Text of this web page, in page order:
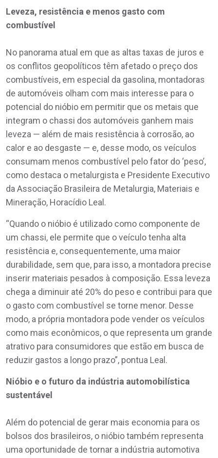
Leveza, resistência e menos gasto com
combustível
No panorama atual em que as altas taxas de juros e
os conflitos geopolíticos têm afetado o preço dos
combustíveis, em especial da gasolina, montadoras
de automóveis olham com mais interesse para o
potencial do nióbio em permitir que os metais que
integram o chassi dos automóveis ganhem mais
leveza — além de mais resistência à corrosão, ao
calor e ao desgaste — e, desse modo, os veículos
consumam menos combustível pelo fator do ‘peso’,
como destaca o metalurgista e Presidente Executivo
da Associação Brasileira de Metalurgia, Materiais e
Mineração, Horacídio Leal.
“Quando o nióbio é utilizado como componente de
um chassi, ele permite que o veículo tenha alta
resistência e, consequentemente, uma maior
durabilidade, sem que, para isso, a montadora precise
inserir materiais pesados à composição. Essa leveza
chega a diminuir até 20% do peso e contribui para que
o gasto com combustível se torne menor. Desse
modo, a própria montadora pode vender os veículos
como mais econômicos, o que representa um grande
atrativo para consumidores que estão em busca de
reduzir gastos a longo prazo”, pontua Leal.
Nióbio e o futuro da indústria automobilística
sustentável
Além do potencial de gerar mais economia para os
bolsos dos brasileiros, o nióbio também representa
uma oportunidade de tornar a indústria automotiva